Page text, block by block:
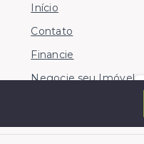
Início
Contato
Financie
Negocie seu Imóvel